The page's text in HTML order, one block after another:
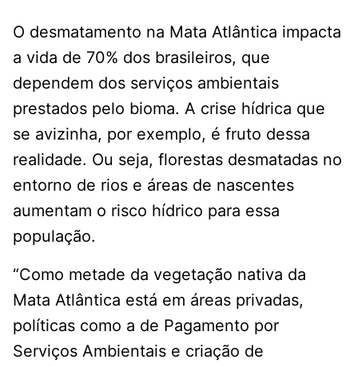
O desmatamento na Mata Atlântica impacta
a vida de 70% dos brasileiros, que
dependem dos serviços ambientais
prestados pelo bioma. A crise hídrica que
se avizinha, por exemplo, é fruto dessa
realidade. Ou seja, florestas desmatadas no
entorno de rios e áreas de nascentes
aumentam o risco hídrico para essa
população.
“Como metade da vegetação nativa da
Mata Atlântica está em áreas privadas,
políticas como a de Pagamento por
Serviços Ambientais e criação de